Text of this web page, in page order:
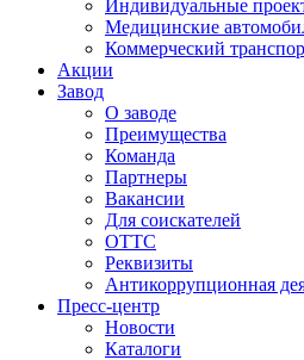
Индивидуальные
Медицинские
Коммерческий
Акции
Завод
О заводе
Преимущества
Команда
Партнеры
Вакансии
Для соискателей
ОТТС
Реквизиты
Антикоррупционная
Пресс-центр
Новости
Каталоги